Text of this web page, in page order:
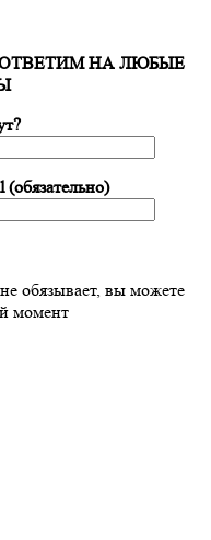
НА ЛЮБЫЕ
обязывает, вы можете
момент